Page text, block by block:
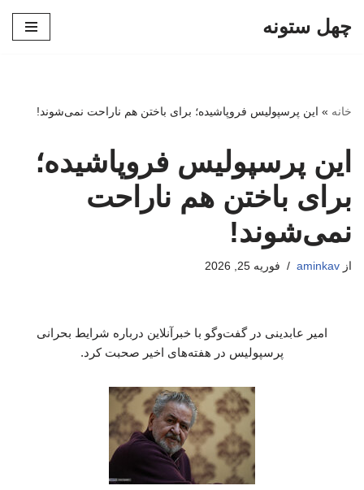
چهل ستونه
خانه » این پرسپولیس فروپاشیده؛ برای باختن هم ناراحت نمی‌شوند!
این پرسپولیس فروپاشیده؛
برای باختن هم ناراحت
نمی‌شوند!
از aminkav فوریه 25, 2026
امیر عابدینی در گفت‌وگو با خبرآنلاین درباره شرایط بحرانی
پرسپولیس در هفته‌های اخیر صحبت کرد.